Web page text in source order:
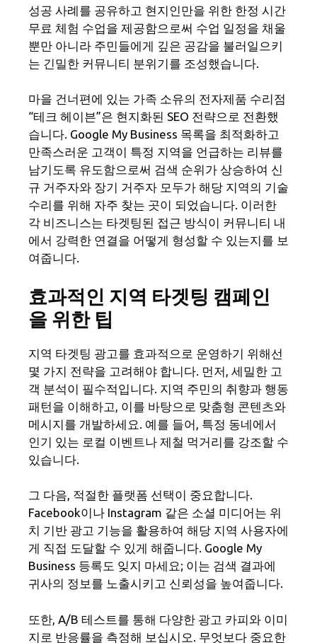
성공 사례를 공유하고 현지인만을 위한 한정 시간
무료 체험 수업을 제공함으로써 수업 일정을 채울
뿐만 아니라 주민들에게 깊은 공감을 불러일으키
는 긴밀한 커뮤니티 분위기를 조성했습니다.
마을 건너편에 있는 가족 소유의 전자제품 수리점
“테크 헤이븐”은 현지화된 SEO 전략으로 전환했
습니다. Google My Business 목록을 최적화하고
만족스러운 고객이 특정 지역을 언급하는 리뷰를
남기도록 유도함으로써 검색 순위가 상승하여 신
규 거주자와 장기 거주자 모두가 해당 지역의 기술
수리를 위해 자주 찾는 곳이 되었습니다. 이러한
각 비즈니스는 타겟팅된 접근 방식이 커뮤니티 내
에서 강력한 연결을 어떻게 형성할 수 있는지를 보
여줍니다.
효과적인 지역 타겟팅 캠페인
을 위한 팁
지역 타겟팅 광고를 효과적으로 운영하기 위해선
몇 가지 전략을 고려해야 합니다. 먼저, 세밀한 고
객 분석이 필수적입니다. 지역 주민의 취향과 행동
패턴을 이해하고, 이를 바탕으로 맞춤형 콘텐츠와
메시지를 개발하세요. 예를 들어, 특정 동네에서
인기 있는 로컬 이벤트나 제철 먹거리를 강조할 수
있습니다.
그 다음, 적절한 플랫폼 선택이 중요합니다.
Facebook이나 Instagram 같은 소셜 미디어는 위
치 기반 광고 기능을 활용하여 해당 지역 사용자에
게 직접 도달할 수 있게 해줍니다. Google My
Business 등록도 잊지 마세요; 이는 검색 결과에
귀사의 정보를 노출시키고 신뢰성을 높여줍니다.
또한, A/B 테스트를 통해 다양한 광고 카피와 이미
지로 반응률을 측정해 보십시오. 무엇보다 중요한